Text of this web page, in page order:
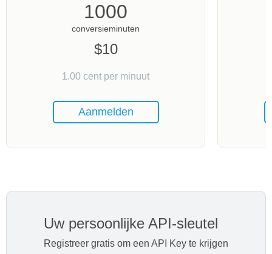
1000
conversieminuten
$10
1.00 cent per minuut
Aanmelden
Uw persoonlijke API-sleutel
Registreer gratis om een ​​API Key te krijgen